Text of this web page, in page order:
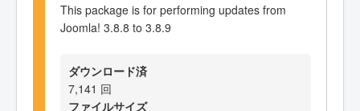
This package is for performing updates from
Joomla! 3.8.8 to 3.8.9
ダウンロード済
7,141 回
ファイルサイズ